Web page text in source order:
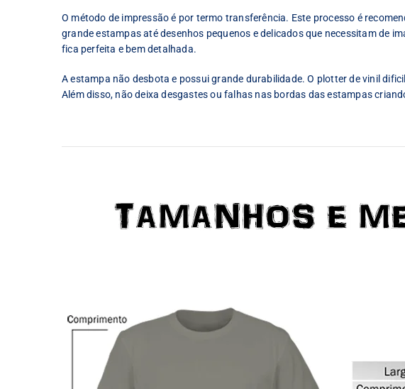
O método de impressão é por termo transferência. Este processo é
grande estampas até desenhos pequenos e delicados que necessitam de
fica perfeita e bem detalhada.
A estampa não desbota e possui grande durabilidade. O plotter de vinil
Além disso, não deixa desgastes ou falhas nas bordas das estampas